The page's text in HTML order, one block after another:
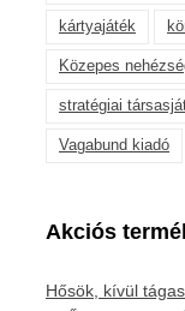
kártyajáték
Közepes
stratégiai
Vagabund kiadó
Akciós
Hősök, kívül